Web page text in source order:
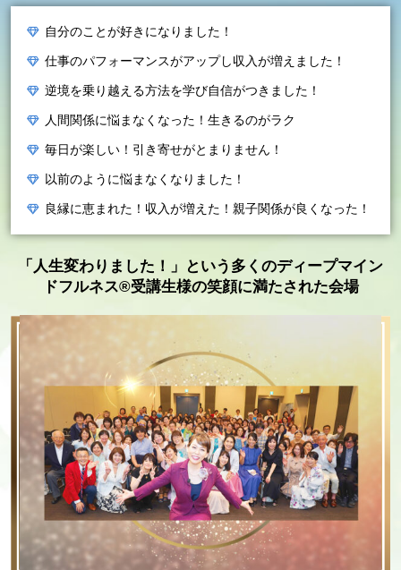
自分のことが好きになりました！
仕事のパフォーマンスがアップし収入が増えました！
逆境を乗り越える方法を学び自信がつきました！
人間関係に悩まなくなった！生きるのがラク
毎日が楽しい！引き寄せがとまりません！
以前のように悩まなくなりました！
良縁に恵まれた！収入が増えた！親子関係が良くなった！
「人生変わりました！」という多くのディープマイン
ドフルネス®︎受講生様の笑顔に満たされた会場